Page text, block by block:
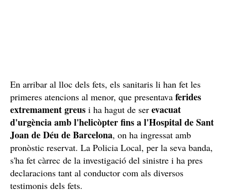
En arribar al lloc dels fets, els sanitaris li han fet les
primeres atencions al menor, que presentava ferides
extremament greus i ha hagut de ser evacuat
d'urgència amb l'helicòpter fins a l'Hospital de Sant
Joan de Déu de Barcelona, on ha ingressat amb
pronòstic reservat. La Policia Local, per la seva banda,
s'ha fet càrrec de la investigació del sinistre i ha pres
declaracions tant al conductor com als diversos
testimonis dels fets.